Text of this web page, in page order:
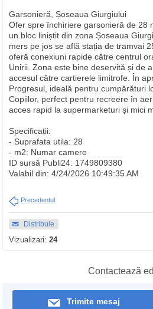
Garsonieră, Șoseaua Giurgiului
Ofer spre închiriere garsonieră de 28
un bloc liniștit din zona Șoseaua
mers pe jos se află stația de tramvai
oferă conexiuni rapide către centrul
Unirii. Zona este bine deservită și de
accesul către cartierele limitrofe. În
Progresul, ideală pentru cumpărături
Copiilor, perfect pentru recreere în
acces rapid la supermarketuri și mici
Specificații:
- Suprafata utila: 28
- m2: Numar camere
ID sursă Publi24: 1749809380
Valabil din: 4/24/2026 10:49:35 AM
Precedentul
Distribuie
Vizualizari: 24
Contactează
Trimite mesaj